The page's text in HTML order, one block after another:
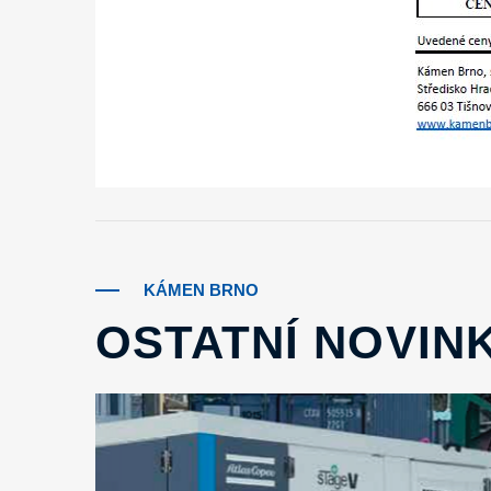
KÁMEN BRNO
OSTATNÍ